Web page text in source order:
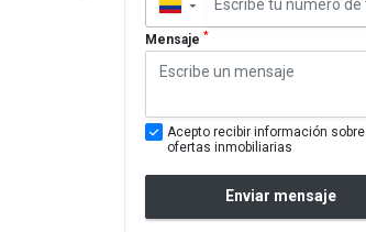
▼
Mensaje *
Acepto recibir información sobre
ofertas inmobiliarias
Enviar mensaje